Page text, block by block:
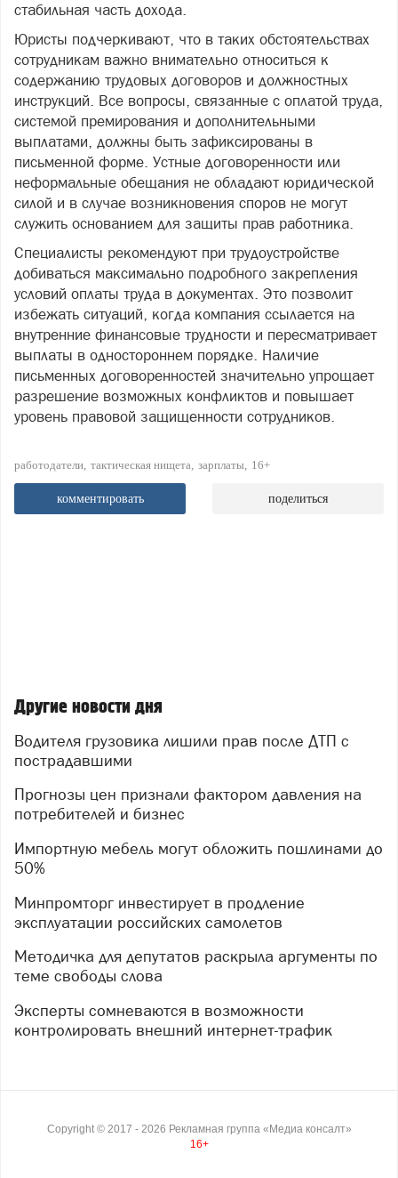
стабильная часть дохода.
Юристы подчеркивают, что в таких обстоятельствах
сотрудникам важно внимательно относиться к
содержанию трудовых договоров и должностных
инструкций. Все вопросы, связанные с оплатой труда,
системой премирования и дополнительными
выплатами, должны быть зафиксированы в
письменной форме. Устные договоренности или
неформальные обещания не обладают юридической
силой и в случае возникновения споров не могут
служить основанием для защиты прав работника.
Специалисты рекомендуют при трудоустройстве
добиваться максимально подробного закрепления
условий оплаты труда в документах. Это позволит
избежать ситуаций, когда компания ссылается на
внутренние финансовые трудности и пересматривает
выплаты в одностороннем порядке. Наличие
письменных договоренностей значительно упрощает
разрешение возможных конфликтов и повышает
уровень правовой защищенности сотрудников.
работодатели тактическая нищета зарплаты 16+
комментировать поделиться
Другие новости дня
Водителя грузовика лишили прав после ДТП с
пострадавшими
Прогнозы цен признали фактором давления на
потребителей и бизнес
Импортную мебель могут обложить пошлинами до
50%
Минпромторг инвестирует в продление
эксплуатации российских самолетов
Методичка для депутатов раскрыла аргументы по
теме свободы слова
Эксперты сомневаются в возможности
контролировать внешний интернет-трафик
Copyright © 2017 - 2026 Рекламная группа «Медиа консалт»
16+